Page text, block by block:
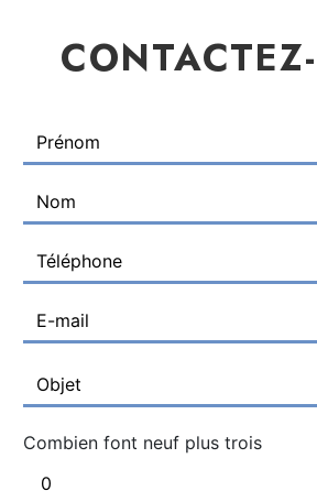
Combien font neuf plus trois